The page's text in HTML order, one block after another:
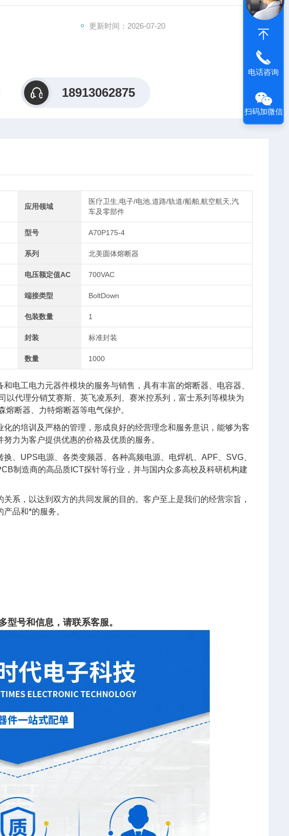
更新时间：2026-07-20
18913062875
应用领域
医疗卫生,电子/电池,道路/轨道/船舶,航空航天,汽
车及零部件
型号 A70P175-4
系列 北美圆体熔断器
电压额定值AC 700VAC
端接类型 BoltDown
包装数量 1
封装 标准封装
数量 1000
电工电力元器件模块的服务与销售，具有丰富的熔断器、电容器、
以代理分销艾赛斯、英飞凌系列、赛米控系列，富士系列等模块为
断器、力特熔断器等电气保护。
的培训及严格的管理，形成良好的经营理念和服务意识，能够为客
力为客户提供优惠的价格及优质的服务。
、UPS电源、各类变频器、各种高频电源、电焊机、APF、SVG、
制造商的高品质ICT探针等行业，并与国内众多高校及科研机构建
系，以达到双方的共同发展的目的。客户至上是我们的经营宗旨，
品和*的服务。
型号和信息，请联系客服。
电话咨询
扫码加微信